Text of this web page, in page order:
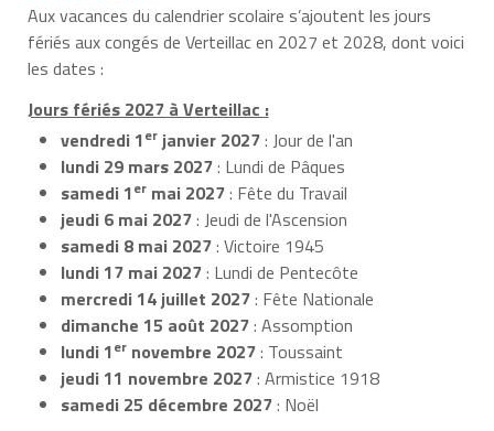
Aux vacances du calendrier scolaire s’ajoutent les jours
fériés aux congés de Verteillac en 2027 et 2028, dont voici
les dates :
Jours fériés 2027 à Verteillac :
vendredi 1er janvier 2027: Jour de l'an
lundi 29 mars 2027: Lundi de Pâques
samedi 1er mai 2027: Fête du Travail
jeudi 6 mai 2027: Jeudi de l'Ascension
samedi 8 mai 2027: Victoire 1945
lundi 17 mai 2027: Lundi de Pentecôte
mercredi 14 juillet 2027: Fête Nationale
dimanche 15 août 2027: Assomption
lundi 1er novembre 2027: Toussaint
jeudi 11 novembre 2027: Armistice 1918
samedi 25 décembre 2027: Noël